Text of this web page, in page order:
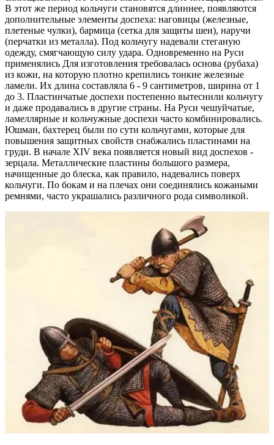
В этот же период кольчуги становятся длиннее, появляются
дополнительные элементы доспеха: наговицы (железные,
плетеные чулки), бармица (сетка для защиты шеи), наручи
(перчатки из металла). Под кольчугу надевали стеганую
одежду, смягчающую силу удара. Одновременно на Руси
применялись Для изготовления требовалась основа (рубаха)
из кожи, на которую плотно крепились тонкие железные
ламели. Их длина составляла 6 - 9 сантиметров, ширина от 1
до 3. Пластинчатые доспехи постепенно вытеснили кольчугу
и даже продавались в другие страны. На Руси чешуйчатые,
ламеллярные и кольчужные доспехи часто комбинировались.
Юшман, бахтерец были по сути кольчугами, которые для
повышения защитных свойств снабжались пластинами на
груди. В начале XIV века появляется новый вид доспехов -
зерцала. Металлические пластины большого размера,
начищенные до блеска, как правило, надевались поверх
кольчуги. По бокам и на плечах они соединялись кожаными
ремнями, часто украшались различного рода символикой.